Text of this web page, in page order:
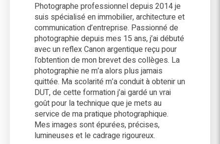
Photographe professionnel depuis 2014 je
suis spécialisé en immobilier, architecture et
communication d’entreprise. Passionné de
photographie depuis mes 15 ans, j’ai débuté
avec un reflex Canon argentique reçu pour
l’obtention de mon brevet des collèges. La
photographie ne m’a alors plus jamais
quittée. Ma scolarité m’a conduit à obtenir un
DUT, de cette formation j’ai gardé un vrai
goût pour la technique que je mets au
service de ma pratique photographique.
Mes images sont épurées, précises,
lumineuses et le cadrage rigoureux.